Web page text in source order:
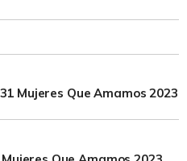
Mujeres Que Amamos 2023